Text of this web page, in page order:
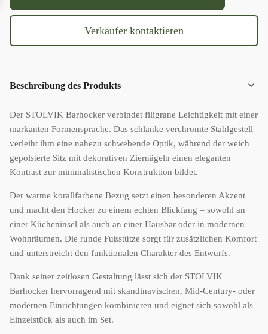
4x-
Verkäufer kontaktieren
Beschreibung des Produkts
Der STOLVIK Barhocker verbindet filigrane Leichtigkeit mit einer
markanten Formensprache. Das schlanke verchromte Stahlgestell
verleiht ihm eine nahezu schwebende Optik, während der weich
gepolsterte Sitz mit dekorativen Ziernägeln einen eleganten
Kontrast zur minimalistischen Konstruktion bildet.
Der warme korallfarbene Bezug setzt einen besonderen Akzent
und macht den Hocker zu einem echten Blickfang – sowohl an
einer Kücheninsel als auch an einer Hausbar oder in modernen
Wohnräumen. Die runde Fußstütze sorgt für zusätzlichen Komfort
und unterstreicht den funktionalen Charakter des Entwurfs.
Dank seiner zeitlosen Gestaltung lässt sich der STOLVIK
Barhocker hervorragend mit skandinavischen, Mid-Century- oder
modernen Einrichtungen kombinieren und eignet sich sowohl als
Einzelstück als auch im Set.